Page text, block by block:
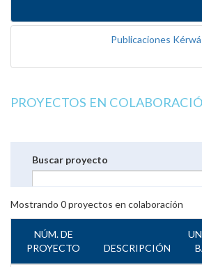
Publicaciones Kérwá
PROYECTOS EN
Buscar proyecto
Mostrando 0proyectos en colaboración
NÚM. DE
PROYECTO
DESCRIPCIÓN